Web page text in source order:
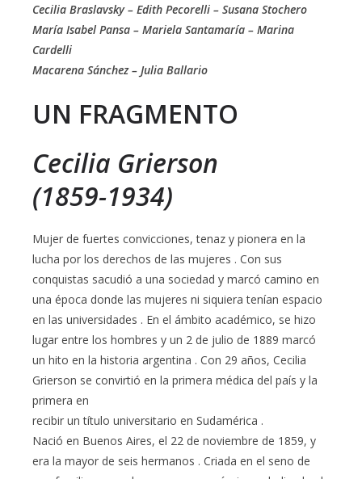
Cecilia Braslavsky – Edith Pecorelli – Susana Stochero
María Isabel Pansa – Mariela Santamaría – Marina
Cardelli
Macarena Sánchez – Julia Ballario
UN FRAGMENTO
Cecilia Grierson
(1859-1934)
Mujer de fuertes convicciones, tenaz y pionera en la
lucha por los derechos de las mujeres . Con sus
conquistas sacudió a una sociedad y marcó camino en
una época donde las mujeres ni siquiera tenían espacio
en las universidades . En el ámbito académico, se hizo
lugar entre los hombres y un 2 de julio de 1889 marcó
un hito en la historia argentina . Con 29 años, Cecilia
Grierson se convirtió en la primera médica del país y la
primera en
recibir un título universitario en Sudamérica .
Nació en Buenos Aires, el 22 de noviembre de 1859, y
era la mayor de seis hermanos . Criada en el seno de